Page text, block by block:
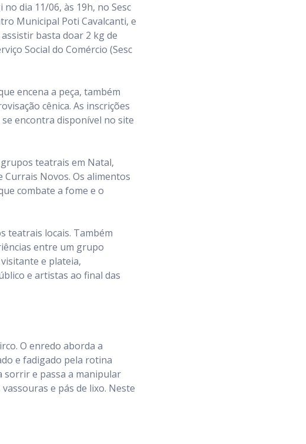
dia 11/06, às 19h, no Sesc
Municipal Poti Cavalcanti, e
basta doar 2 kg de
Social do Comércio (Sesc
encena a peça, também
cênica. As inscrições
encontra disponível no site
teatrais em Natal,
Currais Novos. Os alimentos
combate a fome e o
teatrais locais. Também
entre um grupo
e plateia,
e artistas ao final das
O enredo aborda a
e fadigado pela rotina
sorrir e passa a manipular
e pás de lixo. Neste